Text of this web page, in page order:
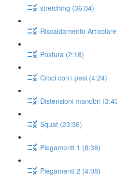
stretching (36:04)
Riscaldamento
Postura (2:18)
Croci con i pesi (4:24)
Distensioni manubri
Squat (23:36)
Piegamenti 1 (8:38)
Piegamenti 2 (4:08)